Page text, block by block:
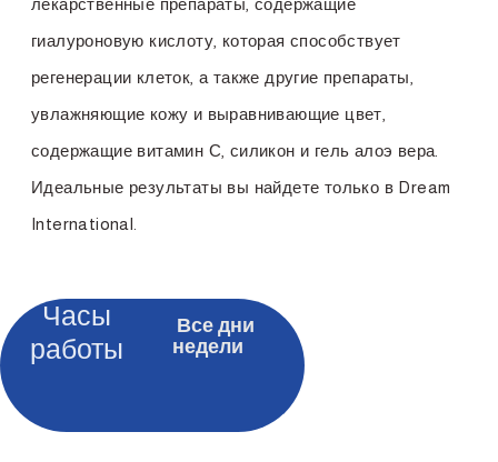
лекарственные препараты, содержащие
гиалуроновую кислоту, которая способствует
регенерации клеток, а также другие препараты,
увлажняющие кожу и выравнивающие цвет,
содержащие витамин С, силикон и гель алоэ вера.
Идеальные результаты вы найдете только в Dream
International.
Часы
работы
Все дни
недели